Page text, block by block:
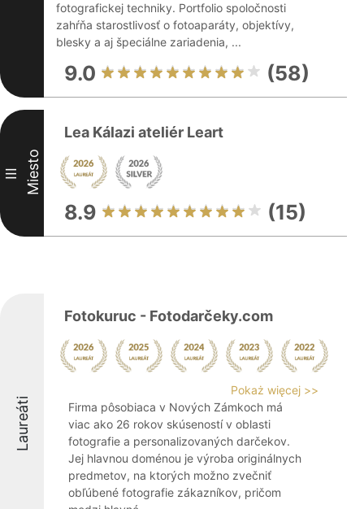
fotografickej techniky. Portfolio spoločnosti
zahŕňa starostlivosť o fotoaparáty, objektívy,
blesky a aj špeciálne zariadenia, ...
9.0 (58)
III Miesto
Lea Kálazi ateliér Leart
8.9 (15)
Laureáti
Fotokuruc - Fotodarčeky.com
Pokaż więcej >>
Firma pôsobiaca v Nových Zámkoch má
viac ako 26 rokov skúseností v oblasti
fotografie a personalizovaných darčekov.
Jej hlavnou doménou je výroba originálnych
predmetov, na ktorých možno zvečniť
obľúbené fotografie zákazníkov, pričom